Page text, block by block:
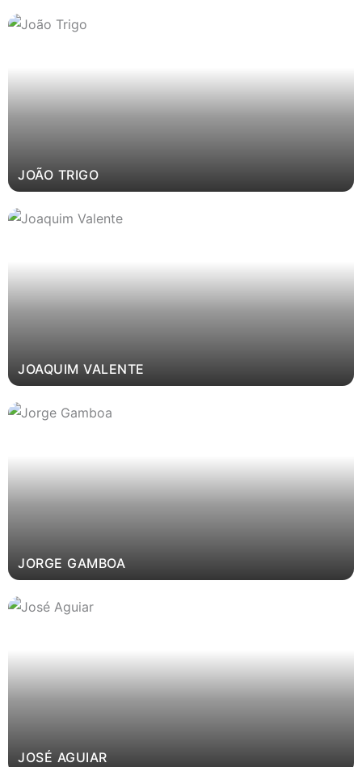
JOÃO TRIGO
JOAQUIM VALENTE
JORGE GAMBOA
JOSÉ AGUIAR